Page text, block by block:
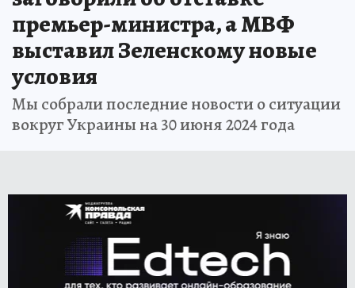
премьер-министра, а МВФ
выставил Зеленскому новые
условия
Мы собрали последние новости о ситуации
вокруг Украины на 30 июня 2024 года